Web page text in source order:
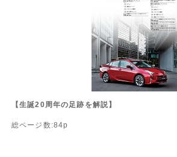
【生誕20周年の足跡を解説】
総ページ数:84p